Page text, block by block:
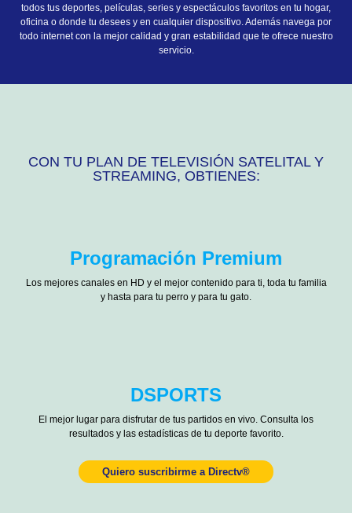
todos tus deportes, películas, series y espectáculos favoritos en tu hogar,
oficina o donde tu desees y en cualquier dispositivo. Además navega por
todo internet con la mejor calidad y gran estabilidad que te ofrece nuestro
servicio.
CON TU PLAN DE TELEVISIÓN SATELITAL Y
STREAMING, OBTIENES:
Programación Premium
Los mejores canales en HD y el mejor contenido para ti, toda tu familia
y hasta para tu perro y para tu gato.
DSPORTS
El mejor lugar para disfrutar de tus partidos en vivo. Consulta los
resultados y las estadísticas de tu deporte favorito.
Quiero suscribirme a Directv®